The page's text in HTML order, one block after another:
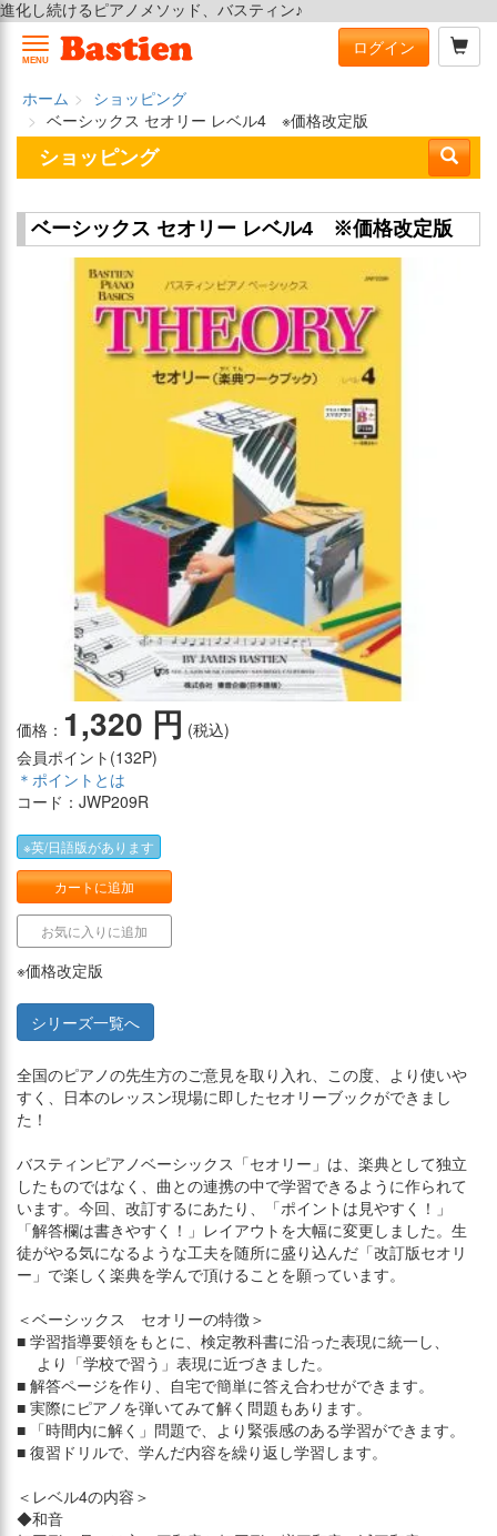
進化し続けるピアノメソッド、バスティン♪
MENU
ログイン
ホーム
ショッピング
ベーシックス セオリー レベル4 ※価格改定版
ショッピング
ベーシックス セオリー レベル4 ※価格改定版
価格： 1,320 円 (税込)
会員ポイント(132P)
＊ポイントとは
コード：JWP209R
※英/日語版があります
カートに追加
お気に入りに追加
※価格改定版
シリーズ一覧へ
全国のピアノの先生方のご意見を取り入れ、この度、より使いや
すく、日本のレッスン現場に即したセオリーブックができまし
た！
バスティンピアノベーシックス「セオリー」は、楽典として独立
したものではなく、曲との連携の中で学習できるように作られて
います。今回、改訂するにあたり、「ポイントは見やすく！」
「解答欄は書きやすく！」レイアウトを大幅に変更しました。生
徒がやる気になるような工夫を随所に盛り込んだ「改訂版セオリ
ー」で楽しく楽典を学んで頂けることを願っています。
＜ベーシックス セオリーの特徴＞
■ 学習指導要領をもとに、検定教科書に沿った表現に統一し、
より「学校で習う」表現に近づきました。
■ 解答ページを作り、自宅で簡単に答え合わせができます。
■ 実際にピアノを弾いてみて解く問題もあります。
■ 「時間内に解く」問題で、より緊張感のある学習ができます。
■ 復習ドリルで、学んだ内容を繰り返し学習します。
＜レベル4の内容＞
◆和音